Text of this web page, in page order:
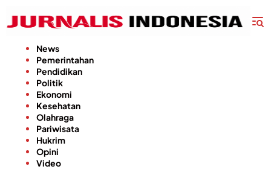
konten
News
Pemerintahan
Pendidikan
Politik
Ekonomi
Kesehatan
Olahraga
Pariwisata
Hukrim
Opini
Video